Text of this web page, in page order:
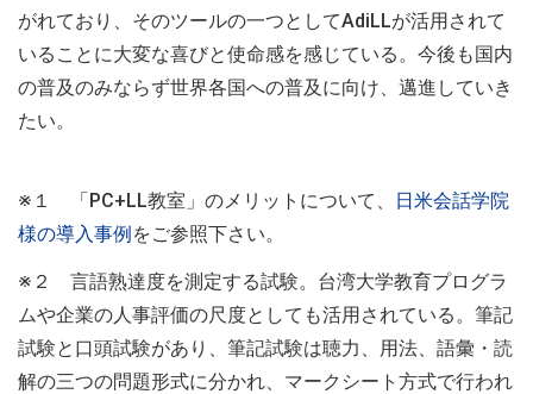
がれており、そのツールの一つとしてAdiLLが活用されて
いることに大変な喜びと使命感を感じている。今後も国内
の普及のみならず世界各国への普及に向け、邁進していき
たい。
※１ 「PC+LL教室」のメリットについて、
日米会話学院
様の導入事例 をご参照下さい。
※２ 言語熟達度を測定する試験。台湾大学教育プログラ
ムや企業の人事評価の尺度としても活用されている。筆記
試験と口頭試験があり、筆記試験は聴力、用法、語彙・読
解の三つの問題形式に分かれ、マークシート方式で行われ